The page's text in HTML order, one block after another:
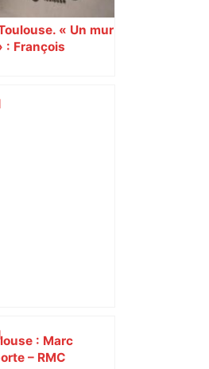
« Un mur
: François
: Marc
– RMC